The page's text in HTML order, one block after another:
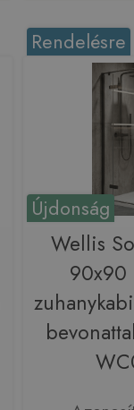
Újdonság
Rendelésre
Wellis
90x90